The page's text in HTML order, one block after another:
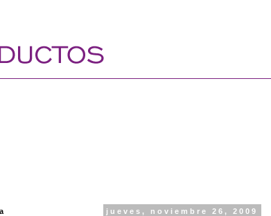
jueves, noviembre 26, 2009